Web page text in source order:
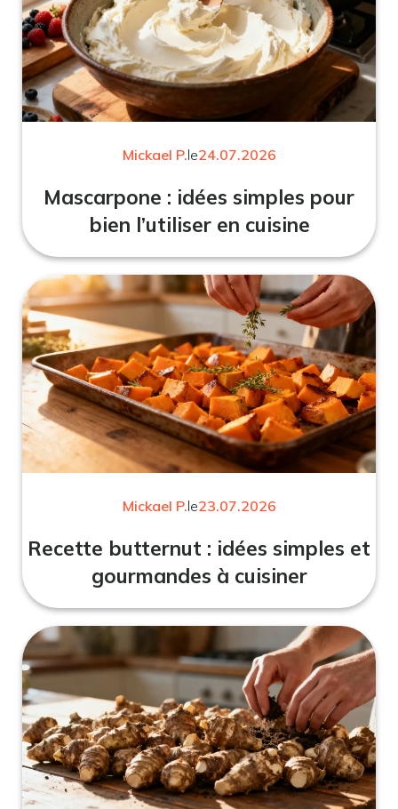
Mickael P.le24.07.2026
Mascarpone : idées simples pour
bien l’utiliser en cuisine
Mickael P.le23.07.2026
Recette butternut : idées simples et
gourmandes à cuisiner